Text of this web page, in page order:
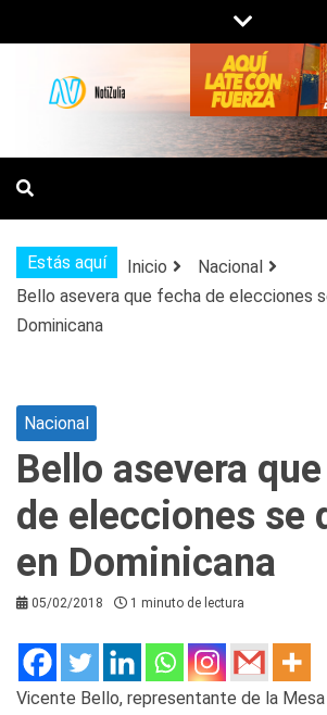
al
contenido
NOTICIAS DEL ZULIA,
DE INTERÉS
Estás aquí Inicio
Nacional
Bello asevera que fecha de elecciones
Dominicana
Nacional
Bello asevera
de elecciones se
en Dominicana
05/02/2018 1 minuto de lectura
Vicente Bello, representante de la Mesa